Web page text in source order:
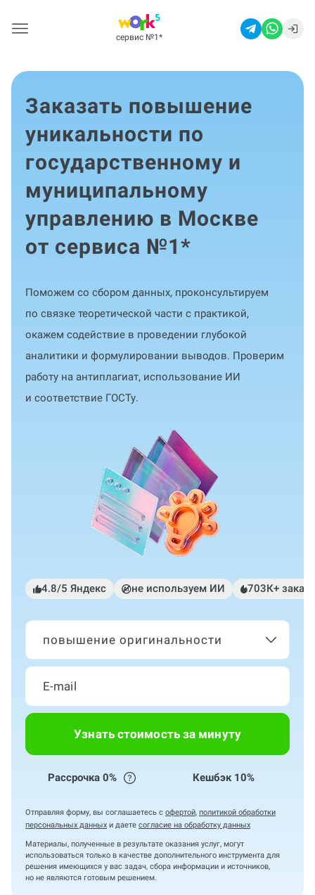
сервис №1 *
Заказать повышение
уникальности по
государственному и
муниципальному
управлению в Москве
от сервиса №1*
Поможем со сбором данных, проконсультируем
по связке теоретической части с практикой,
окажем содействие в проведении глубокой
аналитики и формулировании выводов. Проверим
работу на антиплагиат, использование ИИ
и соответствие ГОСТу.
4.8/5 Яндекс не используем ИИ 703К+
повышение оригинальности
Узнать стоимость за минуту
Рассрочка 0% Кешбэк 10%
Отправляя форму, вы соглашаетесь с офертой, политикой обработки
персональных данных и даете согласие на обработку данных
Материалы, полученные в результате оказания услуг, могут
использоваться только в качестве дополнительного инструмента для
решения имеющихся у вас задач, сбора информации и источников,
но не являются готовым решением.